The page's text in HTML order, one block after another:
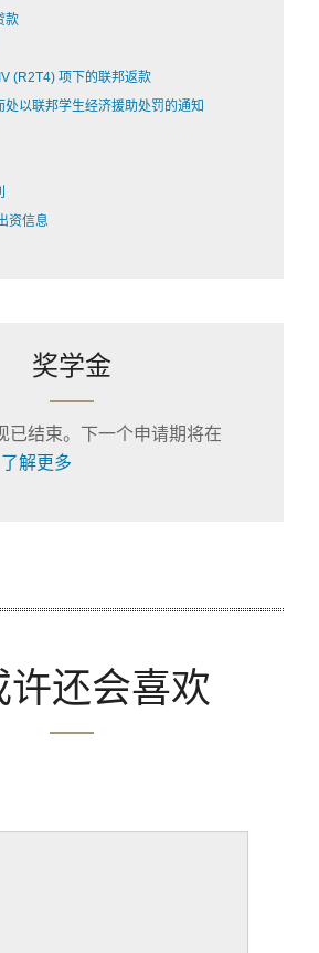
款
(R2T4) 项下的联邦返款
以联邦学生经济援助处罚的通知
资信息
奖学金
已结束。下一个申请期将在
了解更多
许还会喜欢